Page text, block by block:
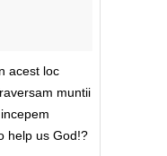
acest loc
muntii
help us God!?